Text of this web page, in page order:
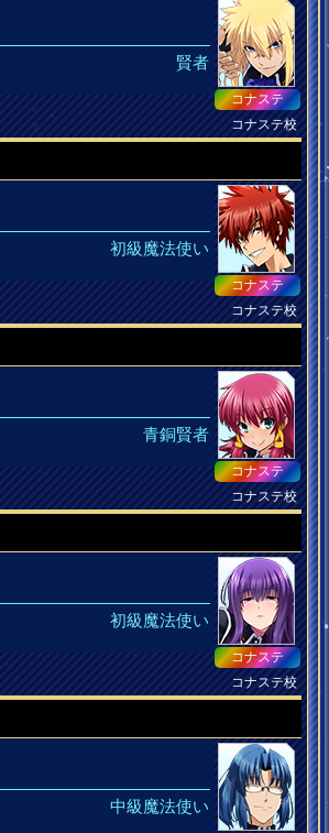
賢者
コナステ
コナステ校
初級魔法使い
コナステ
コナステ校
青銅賢者
コナステ
コナステ校
初級魔法使い
コナステ
コナステ校
中級魔法使い